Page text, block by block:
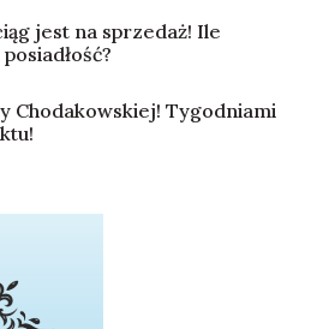
jest na sprzedaż! Ile
Chodakowskiej! Tygodniami